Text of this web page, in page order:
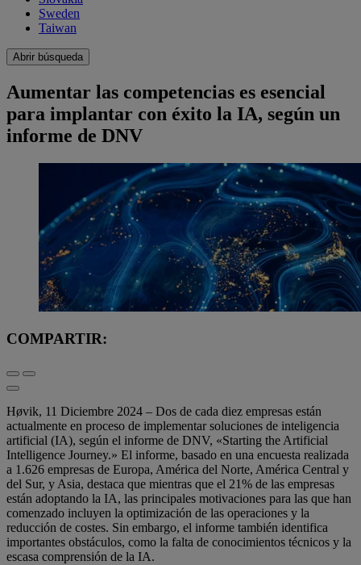
Sweden
Taiwan
Abrir búsqueda
Aumentar las competencias es esencial
para implantar con éxito la IA, según un
informe de DNV
COMPARTIR:
Høvik, 11 Diciembre 2024 – Dos de cada diez empresas están
actualmente en proceso de implementar soluciones de inteligencia
artificial (IA), según el informe de DNV, «Starting the Artificial
Intelligence Journey.» El informe, basado en una encuesta realizada
a 1.626 empresas de Europa, América del Norte, América Central y
del Sur, y Asia, destaca que mientras que el 21% de las empresas
están adoptando la IA, las principales motivaciones para las que han
comenzado incluyen la optimización de las operaciones y la
reducción de costes. Sin embargo, el informe también identifica
importantes obstáculos, como la falta de conocimientos técnicos y la
escasa comprensión de la IA.